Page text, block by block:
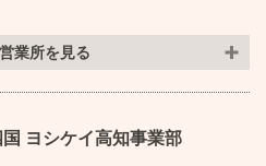
業所を見る
ヨシケイ高知事業部